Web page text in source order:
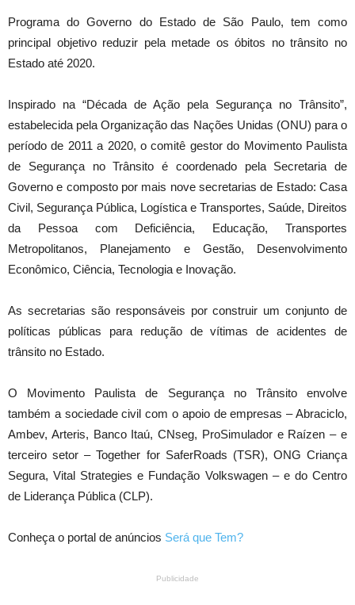
Programa do Governo do Estado de São Paulo, tem como
principal objetivo reduzir pela metade os óbitos no trânsito no
Estado até 2020.
Inspirado na “Década de Ação pela Segurança no Trânsito”,
estabelecida pela Organização das Nações Unidas (ONU) para o
período de 2011 a 2020, o comitê gestor do Movimento Paulista
de Segurança no Trânsito é coordenado pela Secretaria de
Governo e composto por mais nove secretarias de Estado: Casa
Civil, Segurança Pública, Logística e Transportes, Saúde, Direitos
da Pessoa com Deficiência, Educação, Transportes
Metropolitanos, Planejamento e Gestão, Desenvolvimento
Econômico, Ciência, Tecnologia e Inovação.
As secretarias são responsáveis por construir um conjunto de
políticas públicas para redução de vítimas de acidentes de
trânsito no Estado.
O Movimento Paulista de Segurança no Trânsito envolve
também a sociedade civil com o apoio de empresas – Abraciclo,
Ambev, Arteris, Banco Itaú, CNseg, ProSimulador e Raízen – e
terceiro setor – Together for SaferRoads (TSR), ONG Criança
Segura, Vital Strategies e Fundação Volkswagen – e do Centro
de Liderança Pública (CLP).
Conheça o portal de anúncios Será que Tem?
Publicidade